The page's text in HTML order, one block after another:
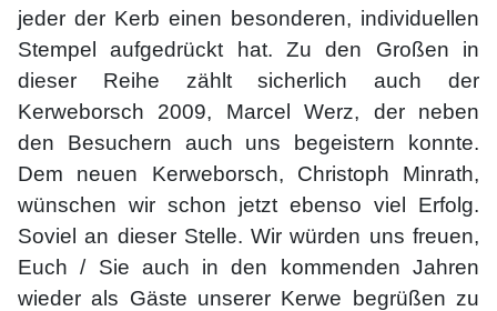
jeder der Kerb einen besonderen, individuellen
Stempel aufgedrückt hat. Zu den Großen in
dieser Reihe zählt sicherlich auch der
Kerweborsch 2009, Marcel Werz, der neben
den Besuchern auch uns begeistern konnte.
Dem neuen Kerweborsch, Christoph Minrath,
wünschen wir schon jetzt ebenso viel Erfolg.
Soviel an dieser Stelle. Wir würden uns freuen,
Euch / Sie auch in den kommenden Jahren
wieder als Gäste unserer Kerwe begrüßen zu